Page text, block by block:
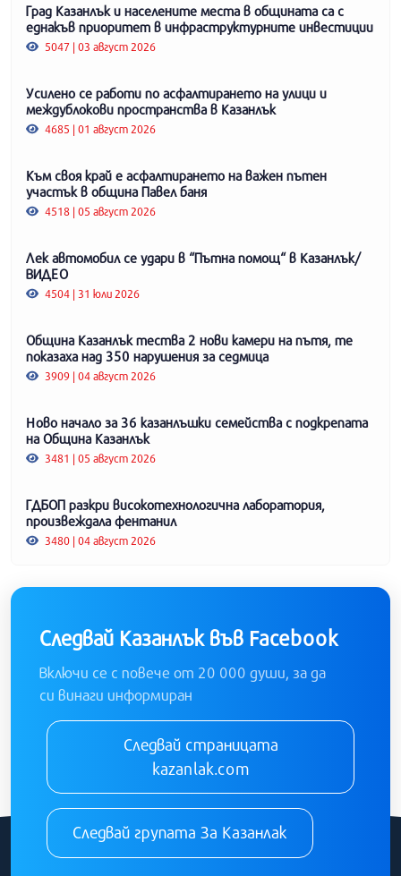
Град Казанлък и населените места в общината са с
еднакъв приоритет в инфраструктурните инвестиции
5047 | 03 август 2026
Усилено се работи по асфалтирането на улици и
междублокови пространства в Казанлък
4685 | 01 август 2026
Към своя край е асфалтирането на важен пътен
участък в община Павел баня
4518 | 05 август 2026
Лек автомобил се удари в “Пътна помощ“ в Казанлък/
ВИДЕО
4504 | 31 юли 2026
Община Казанлък тества 2 нови камери на пътя, те
показаха над 350 нарушения за седмица
3909 | 04 август 2026
Ново начало за 36 казанлъшки семейства с подкрепата
на Община Казанлък
3481 | 05 август 2026
ГДБОП разкри високотехнологична лаборатория,
произвеждала фентанил
3480 | 04 август 2026
Следвай Казанлък във Facebook
Включи се с повече от 20 000 души, за да
си винаги информиран
Следвай страницата
kazanlak.com
Следвай групата За Казанлак